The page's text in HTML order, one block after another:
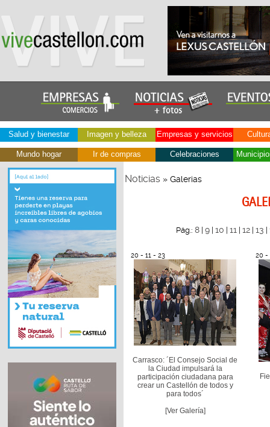
Salud y bienestar Imagen y belleza Empresas y servicios
Mundo hogar Ir de compras Celebraciones
Noticias » Galerias
Pág.: 8| 9| 10 | 11 | 12| 13 |
20 - 11 - 23
Carrasco: ´El Consejo Social de
la Ciudad impulsará la
participación ciudadana para
crear un Castellón de todos y
para todos´
[Ver Galería]
20 -